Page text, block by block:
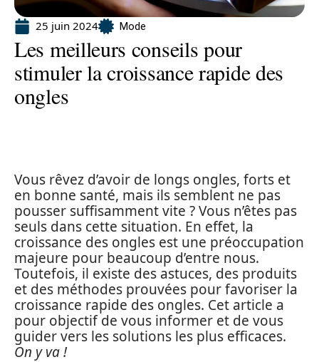
25 juin 2024 Mode
Les meilleurs conseils pour
stimuler la croissance rapide des
ongles
Vous rêvez d’avoir de longs ongles, forts et
en bonne santé, mais ils semblent ne pas
pousser suffisamment vite ? Vous n’êtes pas
seuls dans cette situation. En effet, la
croissance des ongles est une préoccupation
majeure pour beaucoup d’entre nous.
Toutefois, il existe des astuces, des produits
et des méthodes prouvées pour favoriser la
croissance rapide des ongles. Cet article a
pour objectif de vous informer et de vous
guider vers les solutions les plus efficaces.
On y va !